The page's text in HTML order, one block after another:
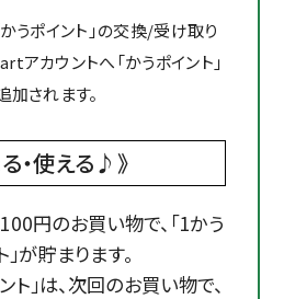
うポイント」の交換/受け取り
アカウントへ「かうポイント」
加されます。
・使える♪》
100円のお買い物で、「1かう
」が貯まります。
ト」は、次回のお買い物で、